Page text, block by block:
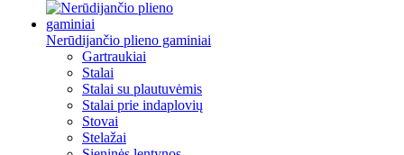
Nerūdijančio plieno gaminiai
Gartraukiai
Stalai
Stalai su plautuvėmis
Stalai prie indaplovių
Stovai
Stelažai